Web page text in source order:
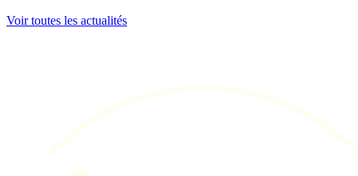
Voir toutes les actualités